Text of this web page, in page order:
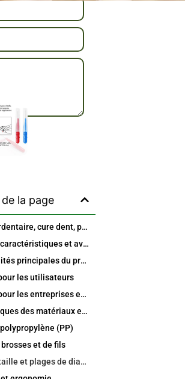
la page
Brosse interdentaire, cure dent, poignée en PP – Aperçu
Principales caractéristiques et avantages
Fonctionnalités principales du produit
les utilisateurs
Avantages pour les entreprises et la marque
Caractéristiques des matériaux et construction
(PP)
et de fils
Options de taille et plages de diamètres